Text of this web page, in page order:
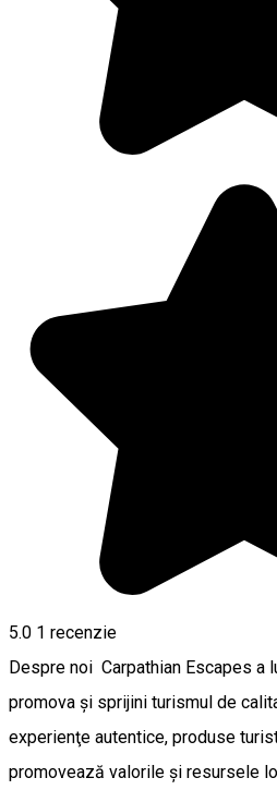
5.0 1 recenzie
Despre noi Carpathian Escapes a
promova şi sprijini turismul de
experienţe autentice, produse
promovează valorile şi resursele